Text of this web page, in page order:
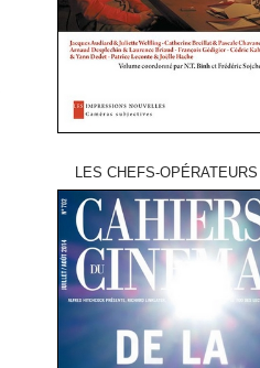
LES CHEFS-OPÉRATEURS